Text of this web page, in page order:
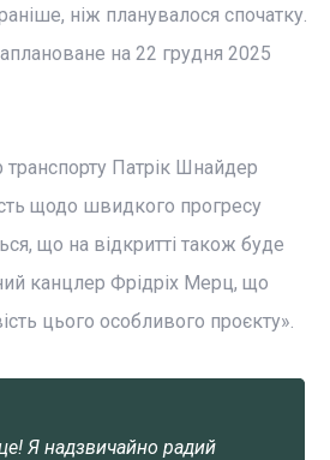
ніж планувалося спочатку.
на 22 грудня 2025
транспорту Патрік Шнайдер
щодо швидкого прогресу
що на відкритті також буде
канцлер Фрідріх Мерц, що
цього особливого проєкту».
Я надзвичайно радий